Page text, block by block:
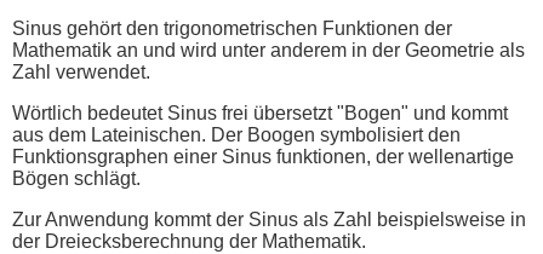
Sinus gehört den trigonometrischen Funktionen der
Mathematik an und wird unter anderem in der Geometrie als
Zahl verwendet.
Wörtlich bedeutet Sinus frei übersetzt "Bogen" und kommt
aus dem Lateinischen. Der Boogen symbolisiert den
Funktionsgraphen einer Sinus funktionen, der wellenartige
Bögen schlägt.
Zur Anwendung kommt der Sinus als Zahl beispielsweise in
der Dreiecksberechnung der Mathematik.